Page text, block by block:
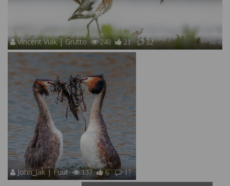
Vincent Vuik | Grutto 240 21 22
John_Jak | Fuut 137 6 17